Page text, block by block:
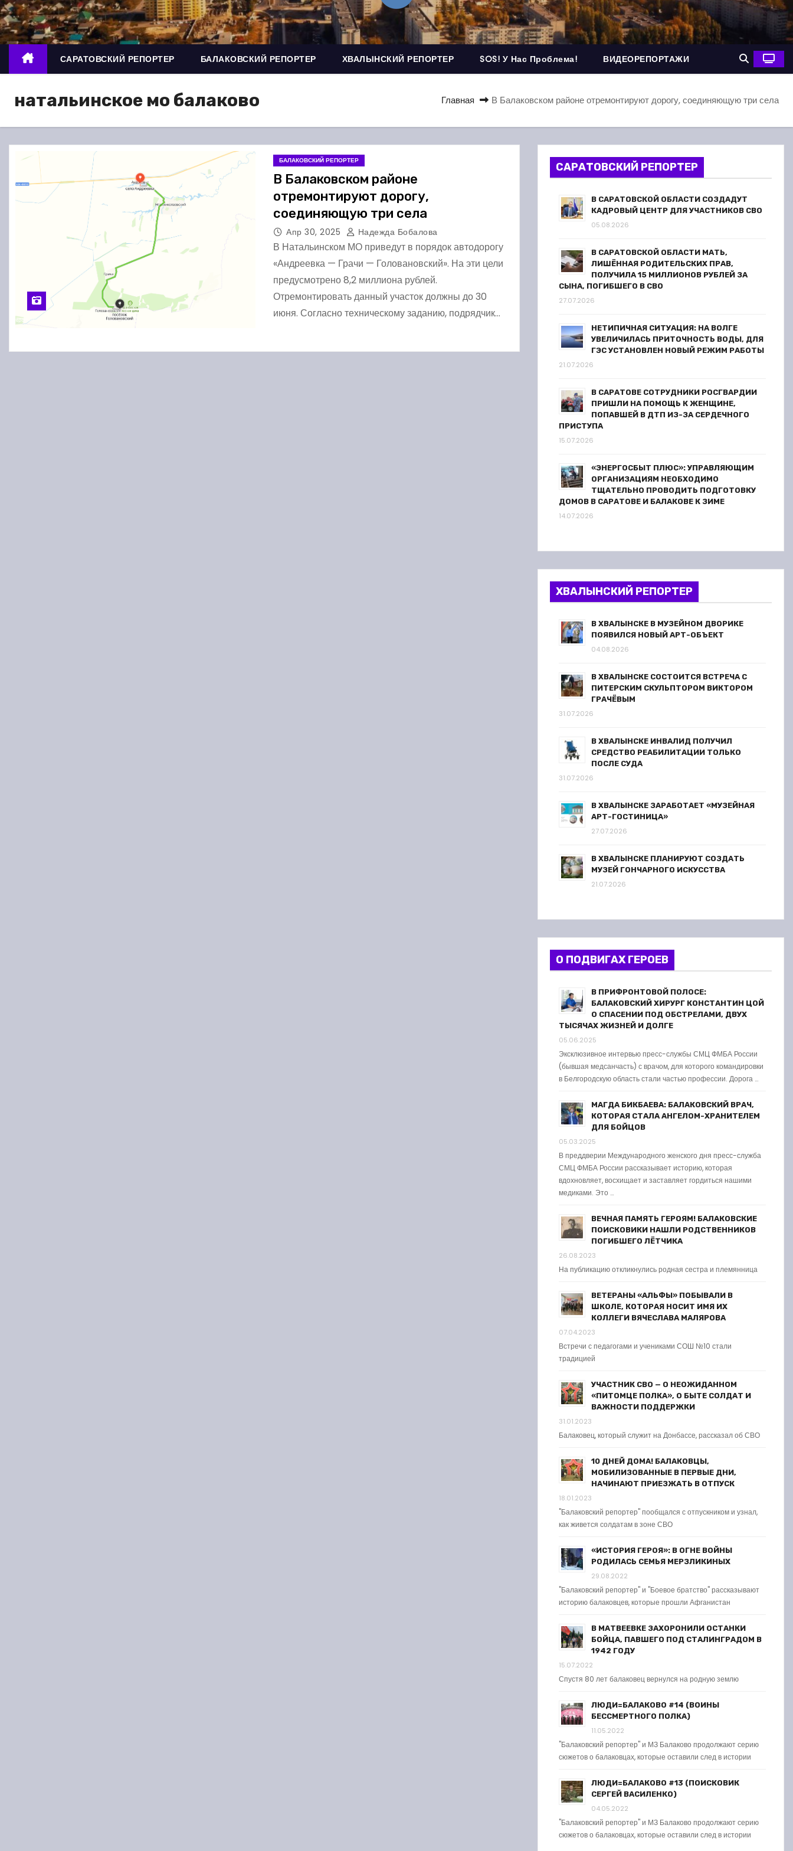
о
м
у
САРАТОВСКИЙ РЕПОРТЕР БАЛАКОВСКИЙ РЕПОРТЕР ХВАЛЫНСКИЙ РЕПОРТЕР SOS! У Нас Проблема! ВИДЕОРЕПОРТАЖИ
натальинское мо балаково Главная В Балаковском районе отремонтируют дорогу, соединяющую три села
БАЛАКОВСКИЙ РЕПОРТЕР
В Балаковском районе
отремонтируют дорогу,
соединяющую три села
Апр 30, 2025 Надежда Бобалова
В Натальинском МО приведут в порядок автодорогу
«Андреевка — Грачи — Головановский». На эти цели
предусмотрено 8,2 миллиона рублей.
Отремонтировать данный участок должны до 30
июня. Согласно техническому заданию, подрядчик…
САРАТОВСКИЙ РЕПОРТЕР
В САРАТОВСКОЙ ОБЛАСТИ СОЗДАДУТ
КАДРОВЫЙ ЦЕНТР ДЛЯ УЧАСТНИКОВ СВО
05.08.2026
В САРАТОВСКОЙ ОБЛАСТИ МАТЬ,
ЛИШЁННАЯ РОДИТЕЛЬСКИХ ПРАВ,
ПОЛУЧИЛА 15 МИЛЛИОНОВ РУБЛЕЙ ЗА
СЫНА, ПОГИБШЕГО В СВО
27.07.2026
НЕТИПИЧНАЯ СИТУАЦИЯ: НА ВОЛГЕ
УВЕЛИЧИЛАСЬ ПРИТОЧНОСТЬ ВОДЫ, ДЛЯ
ГЭС УСТАНОВЛЕН НОВЫЙ РЕЖИМ РАБОТЫ
21.07.2026
В САРАТОВЕ СОТРУДНИКИ РОСГВАРДИИ
ПРИШЛИ НА ПОМОЩЬ К ЖЕНЩИНЕ,
ПОПАВШЕЙ В ДТП ИЗ-ЗА СЕРДЕЧНОГО
ПРИСТУПА
15.07.2026
«ЭНЕРГОСБЫТ ПЛЮС»: УПРАВЛЯЮЩИМ
ОРГАНИЗАЦИЯМ НЕОБХОДИМО
ТЩАТЕЛЬНО ПРОВОДИТЬ ПОДГОТОВКУ
ДОМОВ В САРАТОВЕ И БАЛАКОВЕ К ЗИМЕ
14.07.2026
ХВАЛЫНСКИЙ РЕПОРТЕР
В ХВАЛЫНСКЕ В МУЗЕЙНОМ ДВОРИКЕ
ПОЯВИЛСЯ НОВЫЙ АРТ-ОБЪЕКТ
04.08.2026
В ХВАЛЫНСКЕ СОСТОИТСЯ ВСТРЕЧА С
ПИТЕРСКИМ СКУЛЬПТОРОМ ВИКТОРОМ
ГРАЧЁВЫМ
31.07.2026
В ХВАЛЫНСКЕ ИНВАЛИД ПОЛУЧИЛ
СРЕДСТВО РЕАБИЛИТАЦИИ ТОЛЬКО
ПОСЛЕ СУДА
31.07.2026
В ХВАЛЫНСКЕ ЗАРАБОТАЕТ «МУЗЕЙНАЯ
АРТ-ГОСТИНИЦА»
27.07.2026
В ХВАЛЫНСКЕ ПЛАНИРУЮТ СОЗДАТЬ
МУЗЕЙ ГОНЧАРНОГО ИСКУССТВА
21.07.2026
О ПОДВИГАХ ГЕРОЕВ
В ПРИФРОНТОВОЙ ПОЛОСЕ:
БАЛАКОВСКИЙ ХИРУРГ КОНСТАНТИН ЦОЙ
О СПАСЕНИИ ПОД ОБСТРЕЛАМИ, ДВУХ
ТЫСЯЧАХ ЖИЗНЕЙ И ДОЛГЕ
05.06.2025
Эксклюзивное интервью пресс-службы СМЦ ФМБА России
(бывшая медсанчасть) с врачом, для которого командировки
в Белгородскую область стали частью профессии. Дорога …
МАГДА БИКБАЕВА: БАЛАКОВСКИЙ ВРАЧ,
КОТОРАЯ СТАЛА АНГЕЛОМ-ХРАНИТЕЛЕМ
ДЛЯ БОЙЦОВ
05.03.2025
В преддверии Международного женского дня пресс-служба
СМЦ ФМБА России рассказывает историю, которая
вдохновляет, восхищает и заставляет гордиться нашими
медиками. Это …
ВЕЧНАЯ ПАМЯТЬ ГЕРОЯМ! БАЛАКОВСКИЕ
ПОИСКОВИКИ НАШЛИ РОДСТВЕННИКОВ
ПОГИБШЕГО ЛЁТЧИКА
26.08.2023
На публикацию откликнулись родная сестра и племянница
ВЕТЕРАНЫ «АЛЬФЫ» ПОБЫВАЛИ В
ШКОЛЕ, КОТОРАЯ НОСИТ ИМЯ ИХ
КОЛЛЕГИ ВЯЧЕСЛАВА МАЛЯРОВА
07.04.2023
Встречи с педагогами и учениками СОШ №10 стали
традицией
УЧАСТНИК СВО — О НЕОЖИДАННОМ
«ПИТОМЦЕ ПОЛКА», О БЫТЕ СОЛДАТ И
ВАЖНОСТИ ПОДДЕРЖКИ
31.01.2023
Балаковец, который служит на Донбассе, рассказал об СВО
10 ДНЕЙ ДОМА! БАЛАКОВЦЫ,
МОБИЛИЗОВАННЫЕ В ПЕРВЫЕ ДНИ,
НАЧИНАЮТ ПРИЕЗЖАТЬ В ОТПУСК
18.01.2023
"Балаковский репортер" пообщался с отпускником и узнал,
как живется солдатам в зоне СВО
«ИСТОРИЯ ГЕРОЯ»: В ОГНЕ ВОЙНЫ
РОДИЛАСЬ СЕМЬЯ МЕРЗЛИКИНЫХ
29.08.2022
"Балаковский репортер" и "Боевое братство" рассказывают
историю балаковцев, которые прошли Афганистан
В МАТВЕЕВКЕ ЗАХОРОНИЛИ ОСТАНКИ
БОЙЦА, ПАВШЕГО ПОД СТАЛИНГРАДОМ В
1942 ГОДУ
15.07.2022
Спустя 80 лет балаковец вернулся на родную землю
ЛЮДИ=БАЛАКОВО #14 (ВОИНЫ
БЕССМЕРТНОГО ПОЛКА)
11.05.2022
"Балаковский репортер" и МЗ Балаково продолжают серию
сюжетов о балаковцах, которые оставили след в истории
ЛЮДИ=БАЛАКОВО #13 (ПОИСКОВИК
СЕРГЕЙ ВАСИЛЕНКО)
04.05.2022
"Балаковский репортер" и МЗ Балаково продолжают серию
сюжетов о балаковцах, которые оставили след в истории